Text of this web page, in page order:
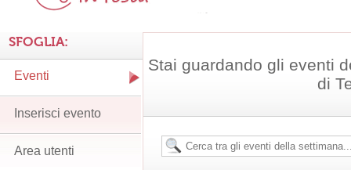
Stai guardando gli eventi
di
SFOGLIA:
Eventi
Inserisci evento
Area utenti